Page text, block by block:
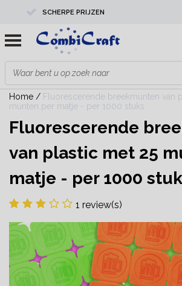
SCHERPE PRIJZEN
PROFESSIONELE KWALITEIT
EXPERTS IN MAATWERK
Home / Fluorescerende breekmunten van
munten per matje - per 1000 stuks
Fluorescerende
van plastic met 25
matje - per 1000
1 review(s)